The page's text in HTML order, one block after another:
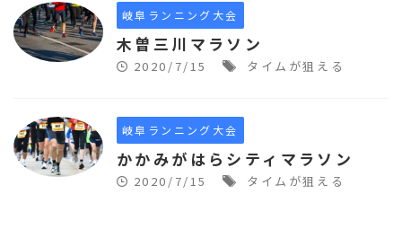
岐阜ランニング大会
木曽三川マラソン
2020/7/15 タイムが狙える
岐阜ランニング大会
かかみがはらシティマラソン
2020/7/15 タイムが狙える